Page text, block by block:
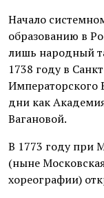
Начало
образованию в
лишь народный
1738 году в
Императорского
дни как
Вагановой.
В 1773 году при
(ныне
хореографии)